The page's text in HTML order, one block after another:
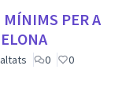
MÍNIMS PER A
0 0